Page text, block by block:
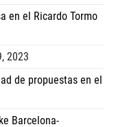
en el Ricardo Tormo
2023
de propuestas en el
Barcelona-